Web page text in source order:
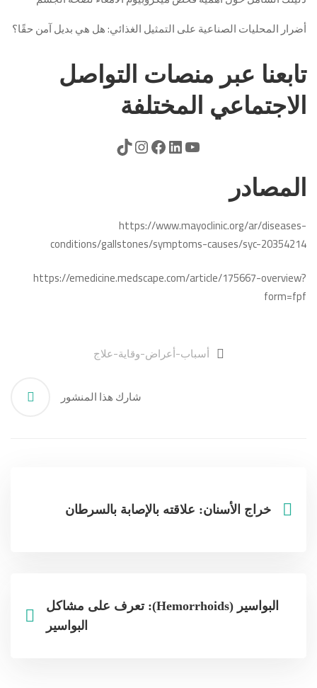
أضرار المحليات الصناعية على التمثيل الغذائي: هل هي بديل آمن حقًا؟
تابعنا عبر منصات التواصل
الاجتماعي المختلفة
المصادر
https://www.mayoclinic.org/ar/diseases-
conditions/gallstones/symptoms-causes/syc-20354214
https://emedicine.medscape.com/article/175667-overview?
form=fpf
أسباب-أعراض-وقاية-علاج
شارك هذا المنشور
خراج الأسنان: علاقته بالإصابة بالسرطان
البواسير (Hemorrhoids): تعرف على مشاكل
البواسير